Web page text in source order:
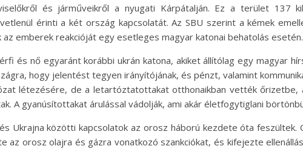
és járműveikről a nyugati Kárpátalján. Ez a terület 137
érinti a két ország kapcsolatát. Az SBU szerint a kémek
emberek reakcióját egy esetleges magyar katonai behatolás esetén.
és nő egyaránt korábbi ukrán katona, akiket állítólag egy magyar
hogy jelentést tegyen irányítójának, és pénzt, valamint
létezésére, de a letartóztatottakat otthonaikban vették őrizetbe,
A gyanúsítottakat árulással vádolják, ami akár életfogytiglani
Ukrajna közötti kapcsolatok az orosz háború kezdete óta
az orosz olajra és gázra vonatkozó szankciókat, és kifejezte